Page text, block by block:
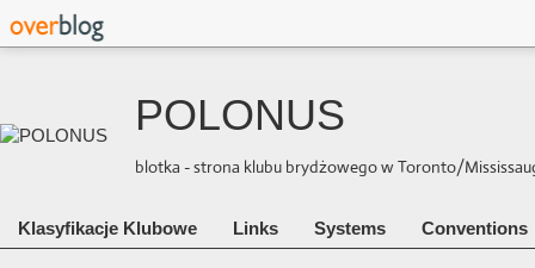
POLONUS
blotka - strona klubu brydżowego w Toronto/
Klasyfikacje Klubowe Links Systems Conventions